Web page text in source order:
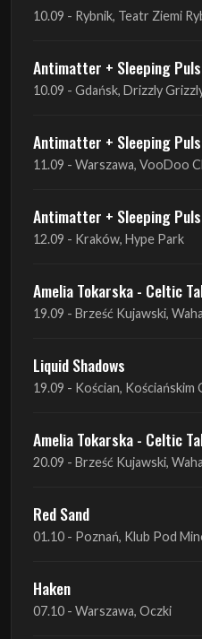
10.09 - Rybnik, Teatr Ziemi
Antimatter + Sleeping
10.09 - Gdańsk, Drizzly
Antimatter + Sleeping
11.09 - Warszawa, VooDoo
Antimatter + Sleeping
12.09 - Kraków, Hype Park
Amelia Tokarska - Celtic
19.09 - Brześć Kujawski,
Liquid Shadows
19.09 - Kościan,
Amelia Tokarska - Celtic
20.09 - Brześć Kujawski,
Red Sand
01.10 - Poznań, Klub Pod
Haken
07.10 - Warszawa, Oczki